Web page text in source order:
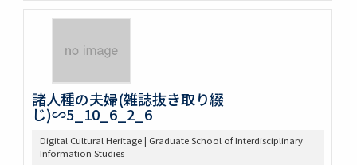
諸人種の夫婦(雑誌抜き取り綴
じ)∽5_10_6_2_6
Digital Cultural Heritage | Graduate School of Interdisciplinary
Information Studies